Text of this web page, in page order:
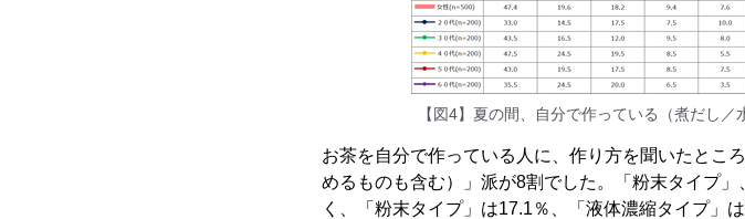
【図4】夏の間、自分で作っている（煮だし
お茶を自分で作っている人に、作り方を聞いたとこ
めるものも含む）」派が8割でした。「粉末タイプ
く、「粉末タイプ」は17.1％、「液体濃縮タイプ」